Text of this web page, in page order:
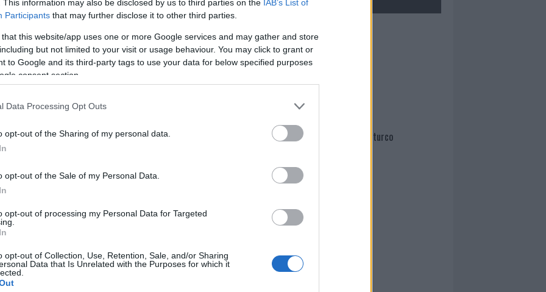
This information may also be disclosed by us to third parties on the IAB’s List of
Participants that may further disclose it to other third parties.
that this website/app uses one or more Google services and may gather and store
but not limited to your visit or usage behaviour. You may click to grant or
to Google and its third-party tags to use your data for below specified purposes
consent section.
Data Processing Opt Outs
opt-out of the Sharing of my personal data.
opt-out of the Sale of my Personal Data.
opt-out of processing my Personal Data for Targeted
opt-out of Collection, Use, Retention, Sale, and/or Sharing
Data that Is Unrelated with the Purposes for which it
dalle ore 08:00 alle ore 15:00;
ore 08.00 alle ore 15:00;
dalle ore 08:00 alle ore 15:00;
08:00 alle ore 15:00″.
sul campo effettuando manovre di
al meglio le riserve idriche ivi
della regolare erogazione in
16:00 salvo imprevisti. Sarà nostra cura
variazioni al programma di cui in
di svuotamento e successivo riempimento
al riavvio del flusso, dei transitori episodi
Mario Malu
Paolo Pinna
Martina Agostina Diturco